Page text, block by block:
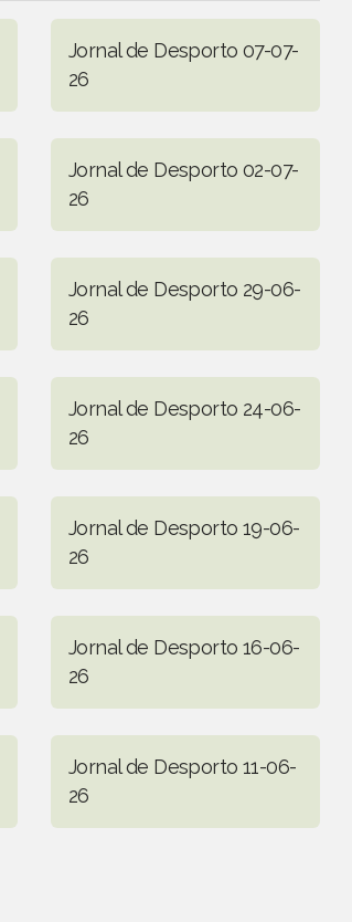
Jornal de Desporto 07-07-
26
Jornal de Desporto 02-07-
26
Jornal de Desporto 29-06-
26
Jornal de Desporto 24-06-
26
Jornal de Desporto 19-06-
26
Jornal de Desporto 16-06-
26
Jornal de Desporto 11-06-
26